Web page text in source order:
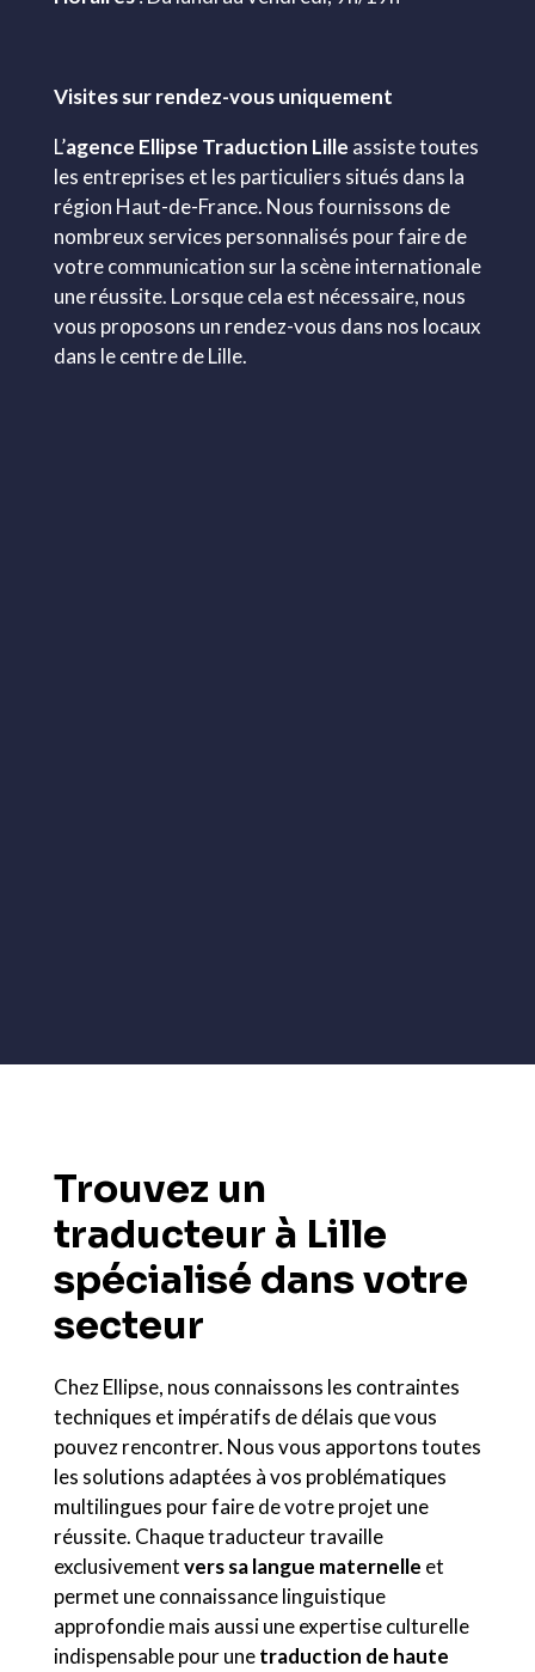
Visites sur rendez-vous uniquement
L’agence Ellipse Traduction Lille assiste toutes
les entreprises et les particuliers situés dans la
région Haut-de-France. Nous fournissons de
nombreux services personnalisés pour faire de
votre communication sur la scène internationale
une réussite. Lorsque cela est nécessaire, nous
vous proposons un rendez-vous dans nos locaux
dans le centre de Lille.
Trouvez un
traducteur à Lille
spécialisé dans votre
secteur
Chez Ellipse, nous connaissons les contraintes
techniques et impératifs de délais que vous
pouvez rencontrer. Nous vous apportons toutes
les solutions adaptées à vos problématiques
multilingues pour faire de votre projet une
réussite. Chaque traducteur travaille
exclusivementvers sa langue maternelle et
permet une connaissance linguistique
approfondie mais aussi une expertise culturelle
indispensable pour unetraduction de haute